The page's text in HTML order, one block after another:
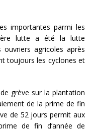
importantes parmi les
lutte a été la lutte
ouvriers agricoles après
toujours les cyclones et
grève sur la plantation
de la prime de fin
de 52 jours permit aux
de fin d’année de